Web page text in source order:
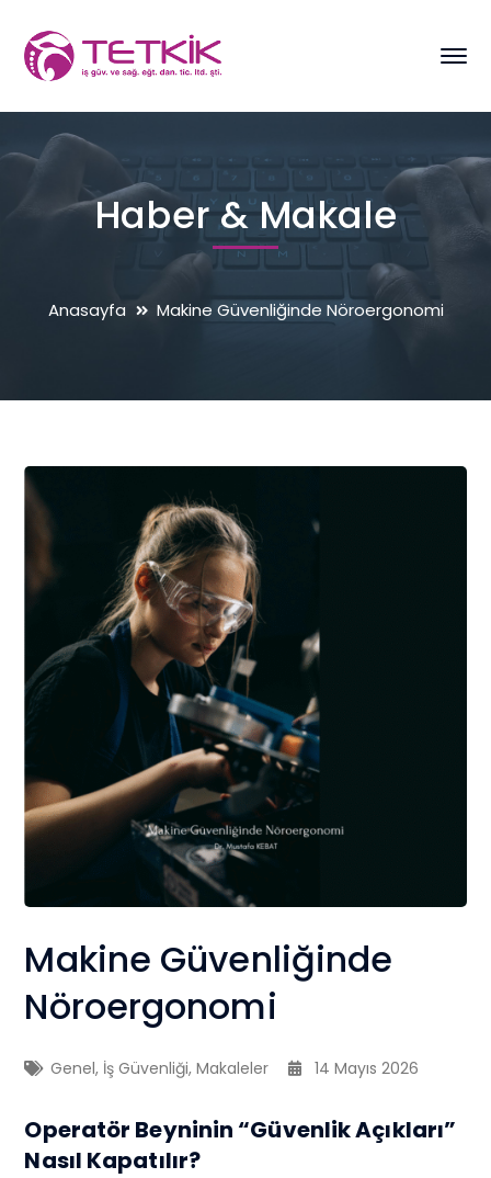
Haber & Makale
Anasayfa Makine Güvenliğinde Nöroergonomi
Makine Güvenliğinde
Nöroergonomi
Genel, İş Güvenliği,Makaleler 14 Mayıs 2026
Operatör Beyninin “Güvenlik Açıkları”
Nasıl Kapatılır?